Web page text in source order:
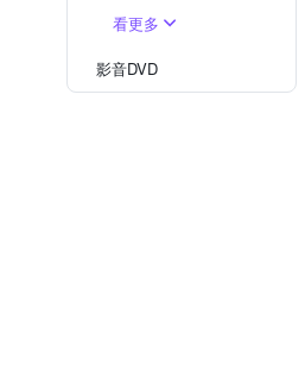
看更多
影音DVD